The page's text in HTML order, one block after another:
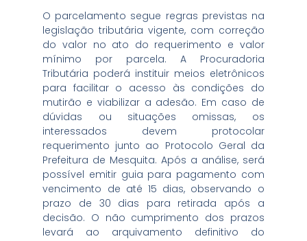
O parcelamento segue regras previstas na
legislação tributária vigente, com correção
do valor no ato do requerimento e valor
mínimo por parcela. A Procuradoria
Tributária poderá instituir meios eletrônicos
para facilitar o acesso às condições do
mutirão e viabilizar a adesão. Em caso de
dúvidas ou situações omissas, os
interessados devem protocolar
requerimento junto ao Protocolo Geral da
Prefeitura de Mesquita. Após a análise, será
possível emitir guia para pagamento com
vencimento de até 15 dias, observando o
prazo de 30 dias para retirada após a
decisão. O não cumprimento dos prazos
levará ao arquivamento definitivo do